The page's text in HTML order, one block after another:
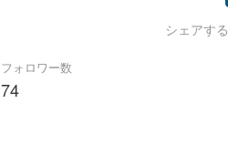
フォロワー数
74
シェアする